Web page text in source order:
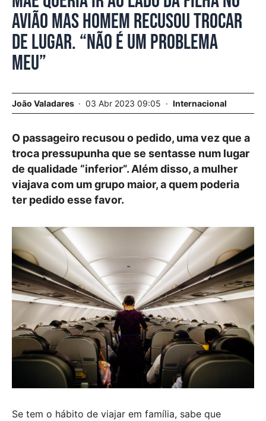
avião mas homem recusou trocar
de lugar. “Não é um problema
meu”
João Valadares 03 Abr 2023 09:05 Internacional
O passageiro recusou o pedido, uma vez que a
troca pressupunha que se sentasse num lugar
de qualidade “inferior”. Além disso, a mulher
viajava com um grupo maior, a quem poderia
ter pedido esse favor.
Se tem o hábito de viajar em família, sabe que